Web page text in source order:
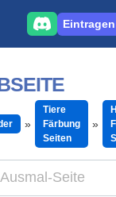
Eintragen
Tiere
Färbung
Seiten